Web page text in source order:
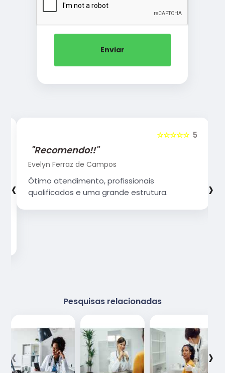
Enviar
5
☆☆☆☆☆
"Recomendo!!"
Evelyn Ferraz de Campos
Ótimo atendimento, profissionais
qualificados e uma grande estrutura.
‹ ›
Pesquisas relacionadas
‹ ›